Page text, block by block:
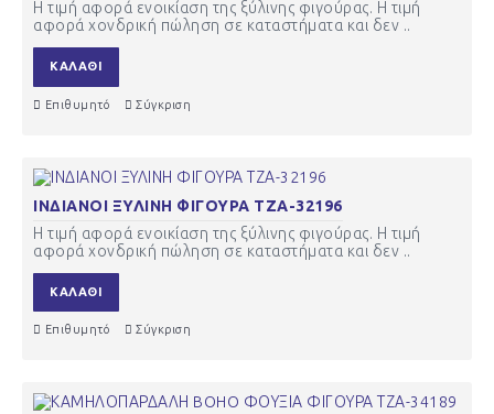
Η τιμή αφορά ενοικίαση της ξύλινης φιγούρας. Η τιμή
αφορά χονδρική πώληση σε καταστήματα και δεν ..
ΚΑΛΆΘΙ
Επιθυμητό Σύγκριση
ΙΝΔΙΑΝΟΙ ΞΥΛΙΝΗ ΦΙΓΟΥΡΑ ΤΖΑ-32196
Η τιμή αφορά ενοικίαση της ξύλινης φιγούρας. Η τιμή
αφορά χονδρική πώληση σε καταστήματα και δεν ..
ΚΑΛΆΘΙ
Επιθυμητό Σύγκριση